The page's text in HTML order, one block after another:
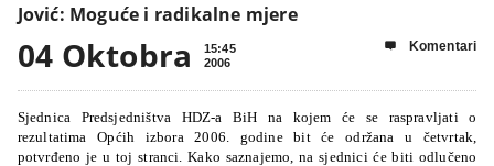
Jović: Moguće i radikalne mjere
04 Oktobra
15:45
2006
 Komentari
Sjednica Predsjedništva HDZ-a BiH na kojem će se raspravljati o
rezultatima Općih izbora 2006. godine bit će održana u četvrtak,
potvrđeno je u toj stranci. Kako saznajemo, na sjednici će biti odlučeno